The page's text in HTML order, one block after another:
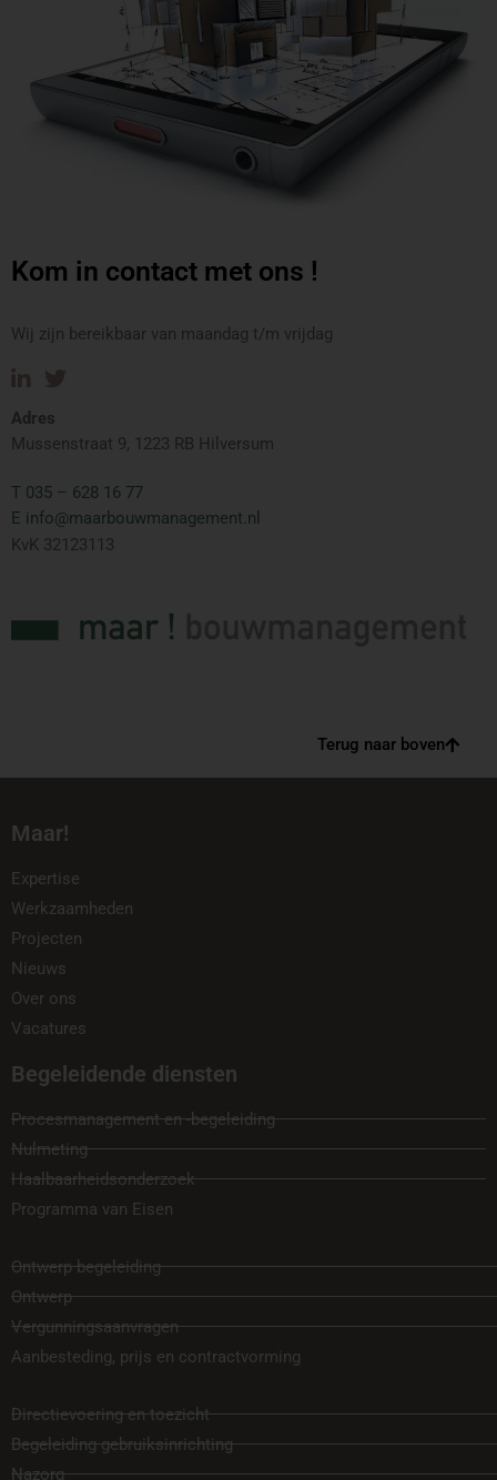
Kom in contact met ons !
Wij zijn bereikbaar van maandag t/m vrijdag
Adres
Mussenstraat 9, 1223 RB Hilversum
T 035 – 628 16 77
E info@maarbouwmanagement.nl
KvK 32123113
Terug naar boven
Maar!
Expertise
Werkzaamheden
Projecten
Nieuws
Over ons
Vacatures
Begeleidende diensten
Procesmanagement en -begeleiding
Nulmeting
Haalbaarheidsonderzoek
Programma van Eisen
Ontwerp begeleiding
Ontwerp
Vergunningsaanvragen
Aanbesteding, prijs en contractvorming
Directievoering en toezicht
Begeleiding gebruiksinrichting
Nazorg